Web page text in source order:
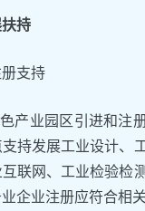
持
册支持
产业园区引进和注
持发展工业设计、
联网、工业检验检
企业注册应符合相